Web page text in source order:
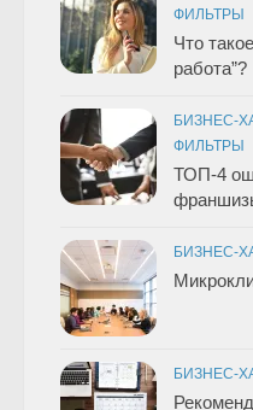
ФИЛЬТРЫ
Что
работа”?
БИЗНЕС-
ФИЛЬТРЫ
ТОП-4
БИЗНЕС-
БИЗНЕС-